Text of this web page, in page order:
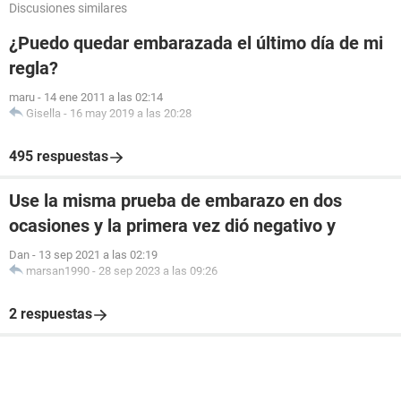
Discusiones similares
¿Puedo quedar embarazada el último día de mi
regla?
maru - 14 ene 2011 a las 02:14
Gisella - 16 may 2019 a las 20:28
495 respuestas
Use la misma prueba de embarazo en dos
ocasiones y la primera vez dió negativo y
Dan - 13 sep 2021 a las 02:19
marsan1990 - 28 sep 2023 a las 09:26
2 respuestas